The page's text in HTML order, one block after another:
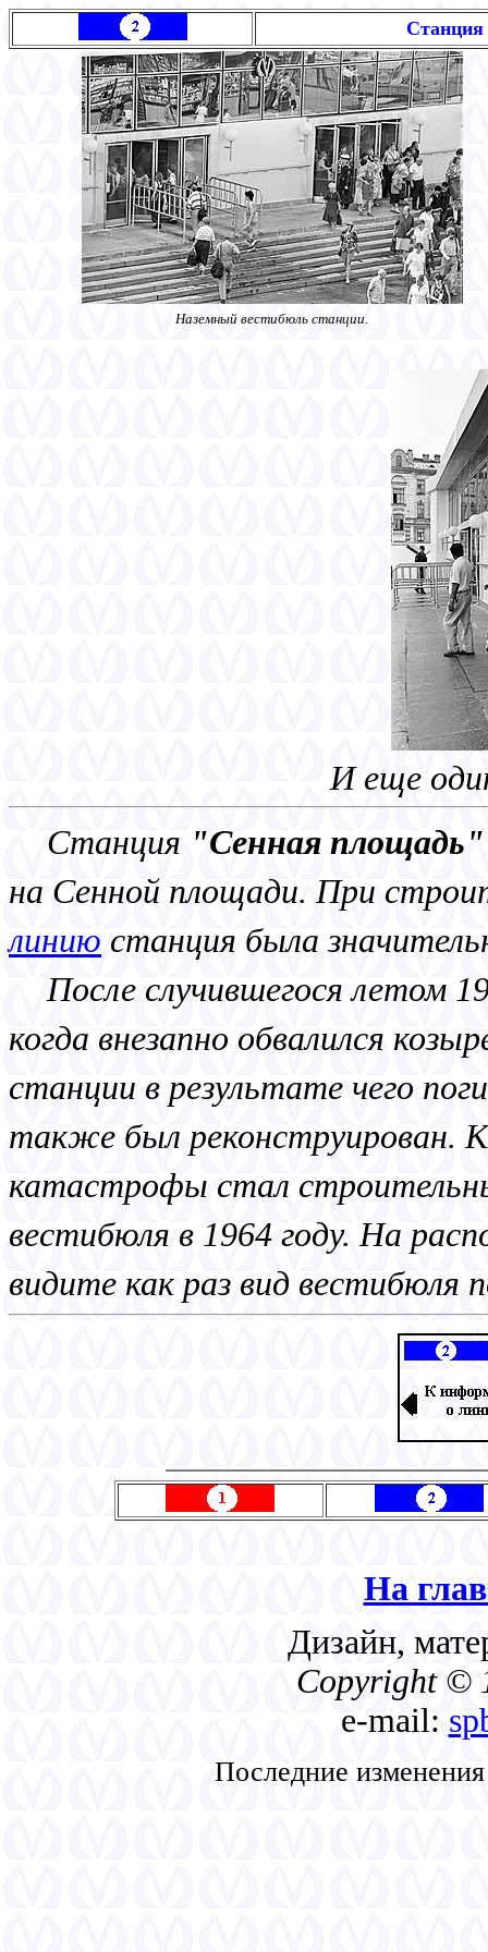
Наземный вестибюль станции.
И еще
Станция "Сенная площадь"
на Сенной площади. При
линию станция была
После случившегося летом
когда внезапно обвалился
станции в результате чего
также был реконструирован.
катастрофы стал
вестибюля в 1964 году. На
видите как раз вид вестибюля
На
Дизайн,
Copyright ©
e-mail:
Последние